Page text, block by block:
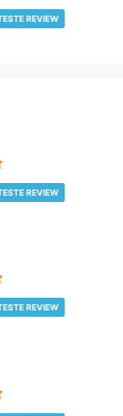
REVIEW
REVIEW
REVIEW